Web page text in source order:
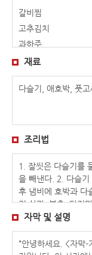
갈비찜
고추김치
과하주
김치밥
꽃게장
녹두빈대떡
대합구이
도토리묵
돌솥밥
두릅전골
두부떡국
땅콩두부
모주(김시원)
모주(송호연)
재료
다슬기, 애호박, 풋
조리법
1. 잘씻은 다슬기를
을 빼낸다. 2. 다슬
후 냄비에 호박과 다
기 살과, 부추, 다진
4. 청고추, 홍고추,
자막 및 설명
“안녕하세요. <자막-